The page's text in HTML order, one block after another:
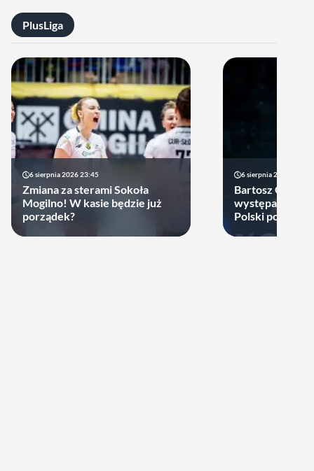
PlusLiga
6 sierpnia 2026 23:45
Zmiana za sterami Sokoła
Mogilno! W kasie będzie już
porządek?
6 sierpnia 2026 17:40
Bartosz
występach w
Polski podjął